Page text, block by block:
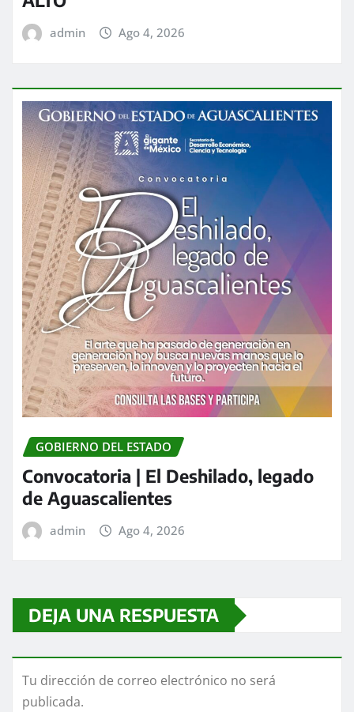
admin Ago 4, 2026
GOBIERNO DEL ESTADO
Convocatoria | El Deshilado, legado
de Aguascalientes
admin Ago 4, 2026
DEJA UNA RESPUESTA
Tu dirección de correo electrónico no será
publicada.